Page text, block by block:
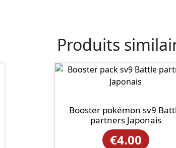
Produits
Booster pokémon sv9
partners Japonais
€4.00